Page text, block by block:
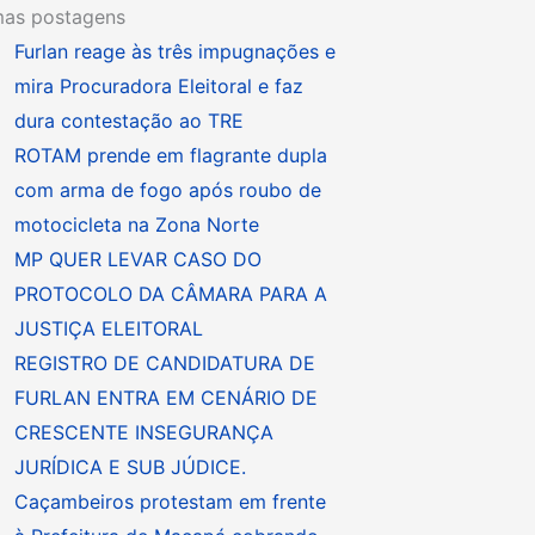
postagens
Furlan reage às três impugnações e
mira Procuradora Eleitoral e faz
dura contestação ao TRE
ROTAM prende em flagrante dupla
com arma de fogo após roubo de
motocicleta na Zona Norte
MP QUER LEVAR CASO DO
PROTOCOLO DA CÂMARA PARA A
JUSTIÇA ELEITORAL
REGISTRO DE CANDIDATURA DE
FURLAN ENTRA EM CENÁRIO DE
CRESCENTE INSEGURANÇA
JURÍDICA E SUB JÚDICE.
Caçambeiros protestam em frente